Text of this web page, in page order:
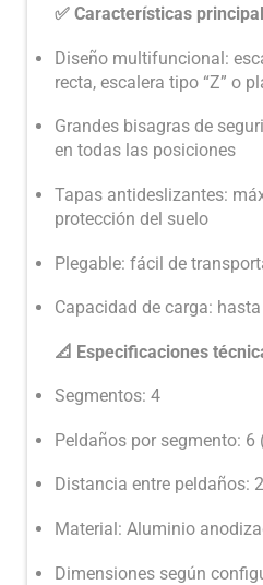
✅ Características
Diseño multifuncional:
recta, escalera tipo “Z” o
Grandes bisagras de
en todas las posiciones
Tapas antideslizantes:
protección del suelo
Plegable: fácil de
Capacidad de carga:
📐 Especificaciones
Segmentos: 4
Peldaños por segmento:
Distancia entre peldaños:
Material: Aluminio
Dimensiones según